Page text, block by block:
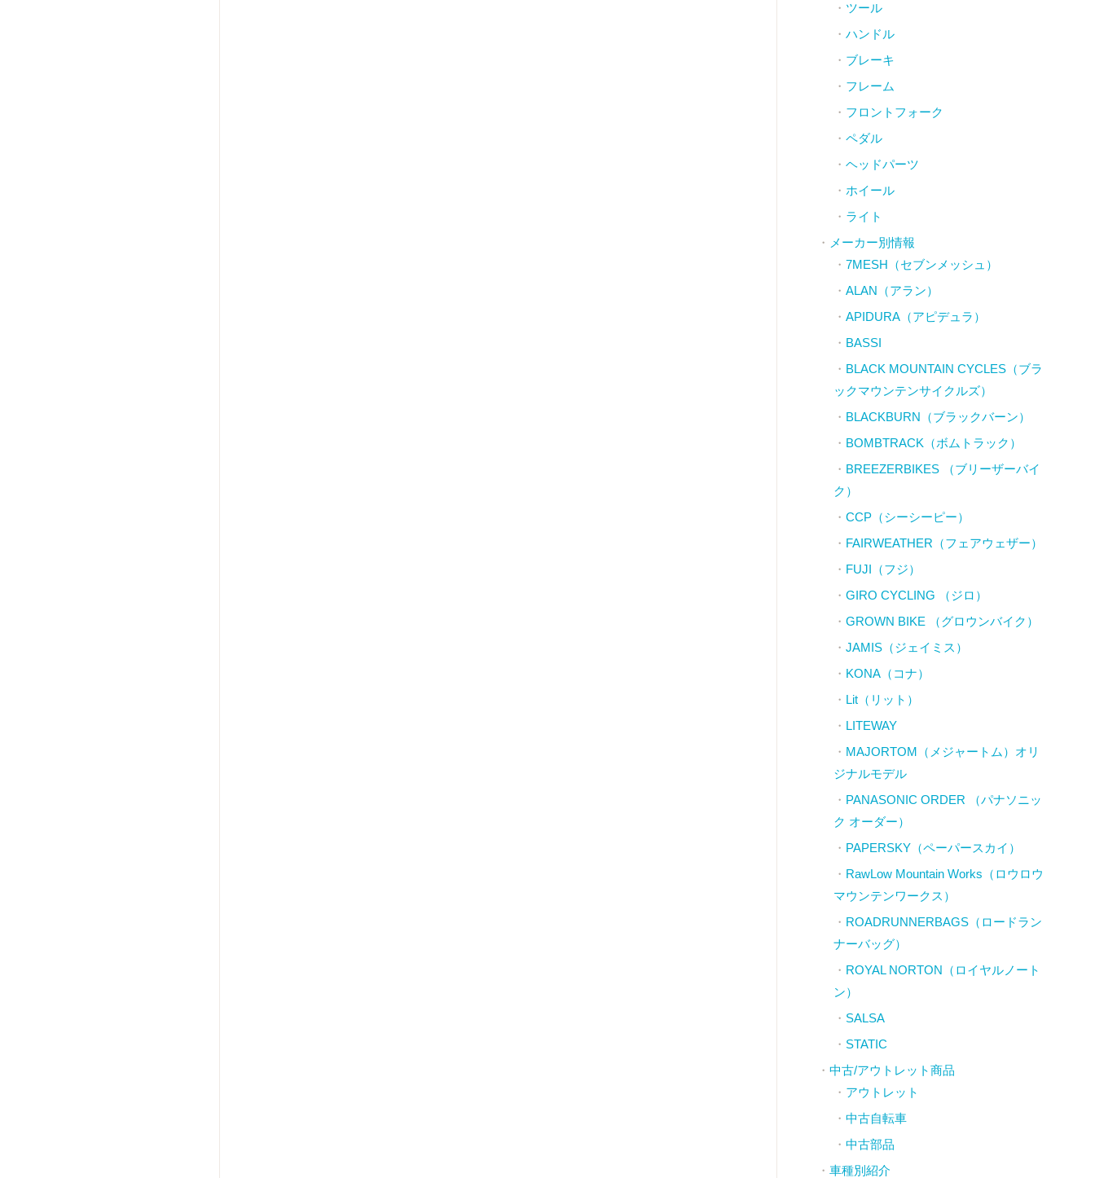
ツール
ハンドル
ブレーキ
フレーム
フロントフォーク
ペダル
ヘッドパーツ
ホイール
ライト
メーカー別情報
7MESH（セブンメッシュ）
ALAN（アラン）
APIDURA（アピデュラ）
BASSI
BLACK MOUNTAIN CYCLES（ブラ
ックマウンテンサイクルズ）
BLACKBURN（ブラックバーン）
BOMBTRACK（ボムトラック）
BREEZERBIKES （ブリーザーバイ
ク）
CCP（シーシーピー）
FAIRWEATHER（フェアウェザー）
FUJI（フジ）
GIRO CYCLING （ジロ）
GROWN BIKE （グロウンバイク）
JAMIS（ジェイミス）
KONA（コナ）
Lit（リット）
LITEWAY
MAJORTOM（メジャートム）オリ
ジナルモデル
PANASONIC ORDER （パナソニッ
ク オーダー）
PAPERSKY（ペーパースカイ）
RawLow Mountain Works（ロウロウ
マウンテンワークス）
ROADRUNNERBAGS（ロードラン
ナーバッグ）
ROYAL NORTON（ロイヤルノート
ン）
SALSA
STATIC
中古/アウトレット商品
アウトレット
中古自転車
中古部品
車種別紹介